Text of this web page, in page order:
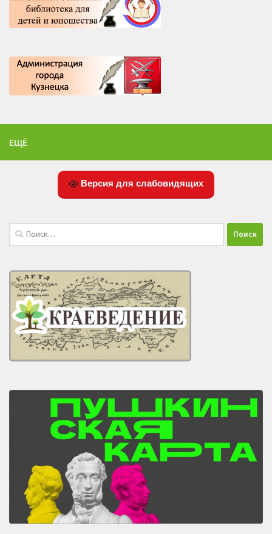
ЕЩЁ
Версия для слабовидящих
Найти: